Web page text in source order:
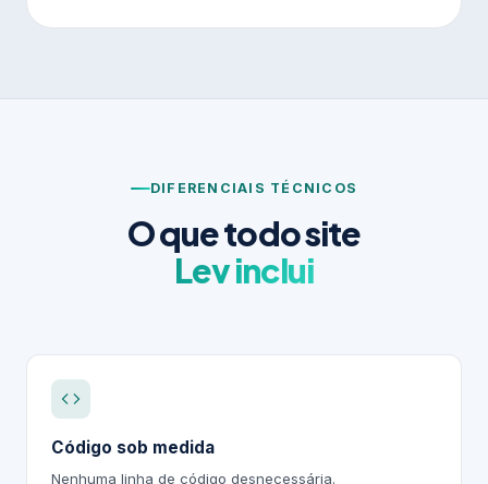
DIFERENCIAIS TÉCNICOS
O que todo site
Lev inclui
Código sob medida
Nenhuma linha de código desnecessária.